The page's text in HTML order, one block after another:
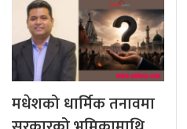
मधेशको धार्मिक तनावमा